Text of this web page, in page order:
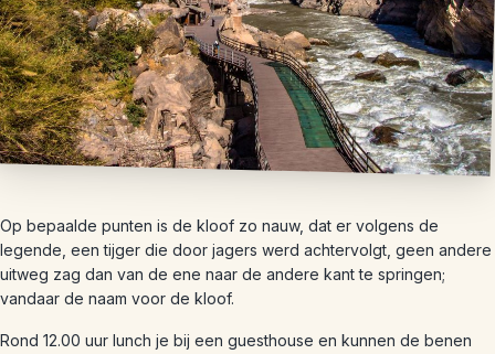
Op bepaalde punten is de kloof zo nauw, dat er volgens de
legende, een tijger die door jagers werd achtervolgt, geen andere
uitweg zag dan van de ene naar de andere kant te springen;
vandaar de naam voor de kloof.
Rond 12.00 uur lunch je bij een guesthouse en kunnen de benen